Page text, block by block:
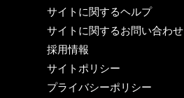
サイトに関するヘルプ
サイトに関するお問い合わせ
採用情報
サイトポリシー
プライバシーポリシー